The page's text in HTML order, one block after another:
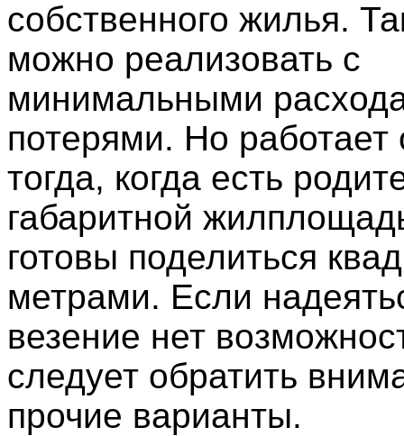
собственного жилья.
можно реализовать с
минимальными
потерями. Но работает
тогда, когда есть
габаритной
готовы поделиться
метрами. Если
везение нет
следует обратить
прочие варианты.